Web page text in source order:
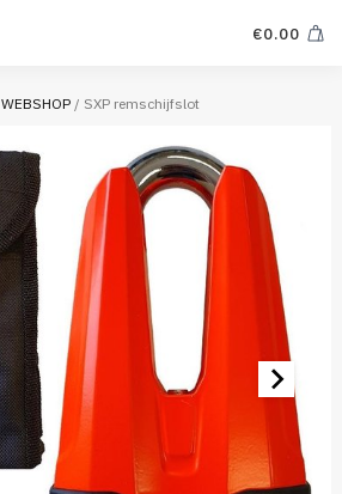
€0.00
WEBSHOP/ SXP remschijfslot